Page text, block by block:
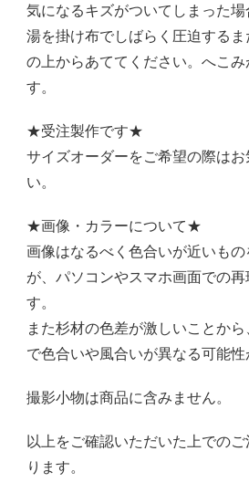
気になるキズがついてしまった
湯を掛け布でしばらく圧迫する
の上からあててください。へこ
す。
★受注製作です★
サイズオーダーをご希望の際は
い。
★画像・カラーについて★
画像はなるべく色合いが近いも
が、パソコンやスマホ画面での
す。
また杉材の色差が激しいことか
で色合いや風合いが異なる可能性
撮影小物は商品に含みません。
以上をご確認いただいた上での
ります。